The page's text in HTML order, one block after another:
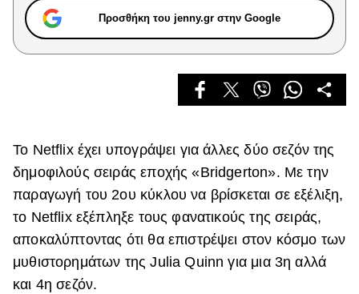
True Stories
Ask the Guru
Success Stories
Living
Deco
Cooking
Αφιερώματα
Προσθήκη του jenny.gr στην Google
Το Netflix έχει υπογράψει για άλλες δύο σεζόν της
δημοφιλούς σειράς εποχής «Bridgerton». Με την
παραγωγή του 2ου κύκλου να βρίσκεται σε εξέλιξη,
το Netflix εξέπληξε τους φανατικούς της σειράς,
αποκαλύπτοντας ότι θα επιστρέψει στον κόσμο των
μυθιστορημάτων της Julia Quinn για μια 3η αλλά
και 4η σεζόν.